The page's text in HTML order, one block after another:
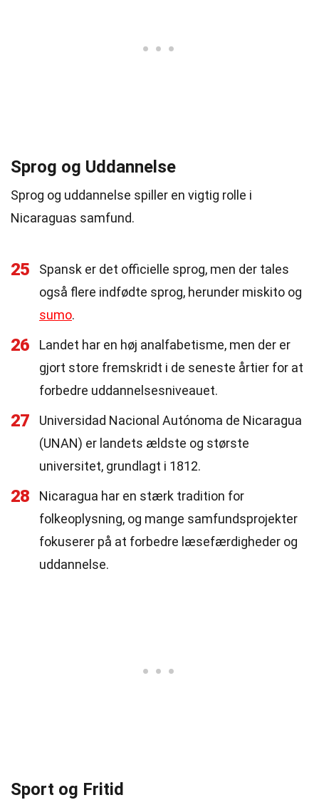
Sprog og Uddannelse
Sprog og uddannelse spiller en vigtig rolle i
Nicaraguas samfund.
25
Spansk er det officielle sprog, men der tales
også flere indfødte sprog, herunder miskito og
sumo.
26
Landet har en høj analfabetisme, men der er
gjort store fremskridt i de seneste årtier for at
forbedre uddannelsesniveauet.
27
Universidad Nacional Autónoma de Nicaragua
(UNAN) er landets ældste og største
universitet, grundlagt i 1812.
28
Nicaragua har en stærk tradition for
folkeoplysning, og mange samfundsprojekter
fokuserer på at forbedre læsefærdigheder og
uddannelse.
Sport og Fritid